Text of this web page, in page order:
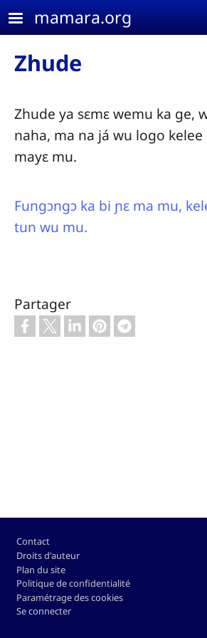
Aller au contenu principal
mamara.org
Zhude
Zhude ya sɛmɛ wemu ka ge,
naha, ma na já wu logo kelee
mayɛ mu.
Fungɔngɔ ka bi ɲɛ ma mu,
tun wu mu.
Partager
Pied de page
Contact
Droits d'auteur
Plan du site
Politique de confidentialité
Paramétrage des cookies
Se connecter